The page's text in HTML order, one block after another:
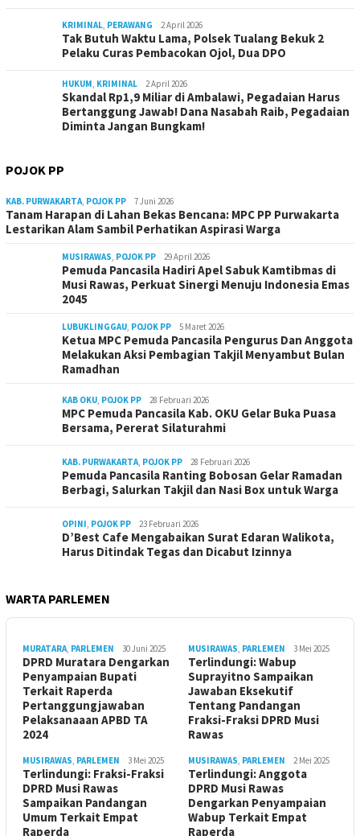
KRIMINAL, PERAWANG 2 April 2026
Tak Butuh Waktu Lama, Polsek Tualang Bekuk 2
Pelaku Curas Pembacokan Ojol, Dua DPO
HUKUM, KRIMINAL 2 April 2026
Skandal Rp1,9 Miliar di Ambalawi, Pegadaian Harus
Bertanggung Jawab! Dana Nasabah Raib, Pegadaian
Diminta Jangan Bungkam!
POJOK PP
KAB. PURWAKARTA, POJOK PP 7 Juni 2026
Tanam Harapan di Lahan Bekas Bencana: MPC PP Purwakarta
Lestarikan Alam Sambil Perhatikan Aspirasi Warga
MUSIRAWAS, POJOK PP 29 April 2026
Pemuda Pancasila Hadiri Apel Sabuk Kamtibmas di
Musi Rawas, Perkuat Sinergi Menuju Indonesia Emas
2045
LUBUKLINGGAU, POJOK PP 5 Maret 2026
Ketua MPC Pemuda Pancasila Pengurus Dan Anggota
Melakukan Aksi Pembagian Takjil Menyambut Bulan
Ramadhan
KAB OKU, POJOK PP 28 Februari 2026
MPC Pemuda Pancasila Kab. OKU Gelar Buka Puasa
Bersama, Pererat Silaturahmi
KAB. PURWAKARTA, POJOK PP 28 Februari 2026
Pemuda Pancasila Ranting Bobosan Gelar Ramadan
Berbagi, Salurkan Takjil dan Nasi Box untuk Warga
OPINI, POJOK PP 23 Februari 2026
D’Best Cafe Mengabaikan Surat Edaran Walikota,
Harus Ditindak Tegas dan Dicabut Izinnya
WARTA PARLEMEN
MURATARA, PARLEMEN 30 Juni 2025
DPRD Muratara Dengarkan
Penyampaian Bupati
Terkait Raperda
Pertanggungjawaban
Pelaksanaaan APBD TA
2024
MUSIRAWAS, PARLEMEN 3 Mei 2025
Terlindungi: Wabup
Suprayitno Sampaikan
Jawaban Eksekutif
Tentang Pandangan
Fraksi-Fraksi DPRD Musi
Rawas
MUSIRAWAS, PARLEMEN 3 Mei 2025
Terlindungi: Fraksi-Fraksi
DPRD Musi Rawas
Sampaikan Pandangan
Umum Terkait Empat
Raperda
MUSIRAWAS, PARLEMEN 2 Mei 2025
Terlindungi: Anggota
DPRD Musi Rawas
Dengarkan Penyampaian
Wabup Terkait Empat
Raperda